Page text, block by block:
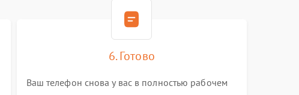
6. Готово
Ваш телефон снова у вас в полностью рабочем